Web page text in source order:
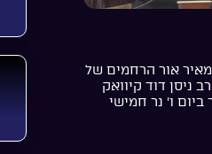
אור הרחמים של
ניסן דוד קיוואק
ו’ נר חמישי